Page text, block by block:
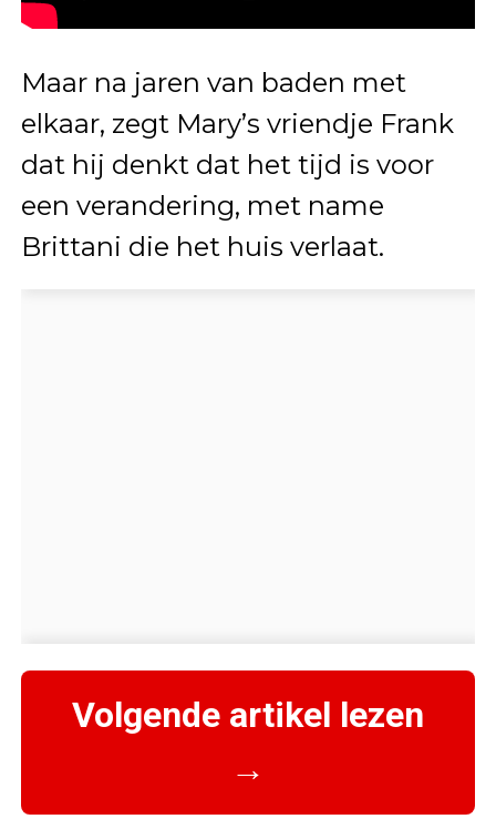
Maar na jaren van baden met
elkaar, zegt Mary’s vriendje Frank
dat hij denkt dat het tijd is voor
een verandering, met name
Brittani die het huis verlaat.
Volgende artikel lezen
→